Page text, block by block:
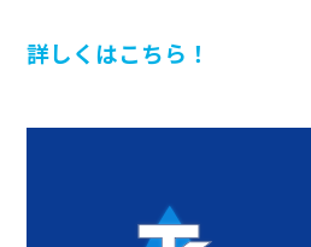
詳しくはこちら！